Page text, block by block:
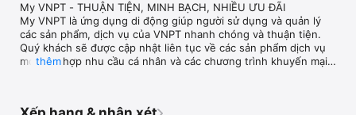
My VNPT - THUẬN TIỆN, MINH BẠCH, NHIỀU ƯU ĐÃI
My VNPT là ứng dụng di động giúp người sử dụng và quản lý
các sản phẩm, dịch vụ của VNPT nhanh chóng và thuận tiện.
Quý khách sẽ được cập nhật liên tục về các sản phẩm dịch vụ
mới phù hợp nhu cầu cá nhân và các chương trình khuyến mại
thêm